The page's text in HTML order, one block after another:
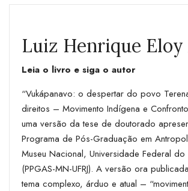
Luiz Henrique Eloy
Leia o livro e siga o autor
“Vukápanavo: o despertar do povo
direitos – Movimento Indígena e
uma versão da tese de doutorado
Programa de Pós-Graduação em
Museu Nacional, Universidade Federal do
(PPGAS-MN-UFRJ). A versão ora
tema complexo, árduo e atual –